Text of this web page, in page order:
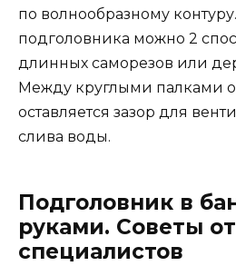
по волнообразному
подголовника можно 2
длинных саморезов или
Между круглыми палками
оставляется зазор для
слива воды.
Подголовник в
руками. Советы от
специалистов